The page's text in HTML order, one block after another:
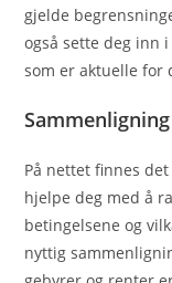
gjelde
også sette deg inn
som er aktuelle for
På nettet finnes
hjelpe deg med å
betingelsene og
nyttig